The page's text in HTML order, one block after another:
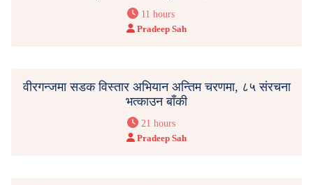
11 hours
Pradeep Sah
वीरगन्जमा सडक विस्तार अभियान अन्तिम चरणमा, ८५ संरचना
भत्काउन बाँकी
21 hours
Pradeep Sah